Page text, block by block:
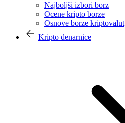
Najboljši izbori borz
Ocene kripto borze
Osnove borze kriptovalut
Kripto denarnice